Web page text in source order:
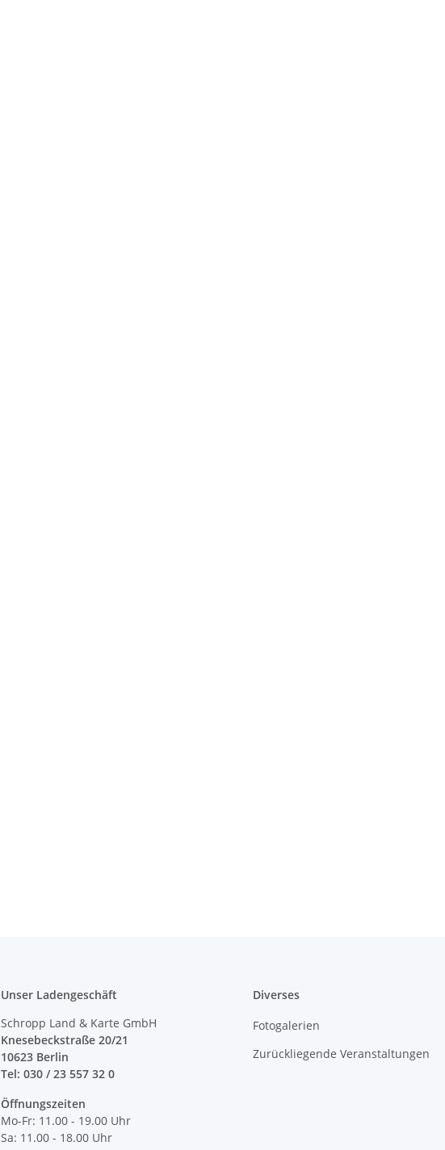
Unser Ladengeschäft
Schropp Land & Karte GmbH
Knesebeckstraße 20/21
10623 Berlin
Tel: 030 / 23 557 32 0
Öffnungszeiten
Mo-Fr: 11.00 - 19.00 Uhr
Sa: 11.00 - 18.00 Uhr
Diverses
Fotogalerien
Zurückliegende Veranstaltungen